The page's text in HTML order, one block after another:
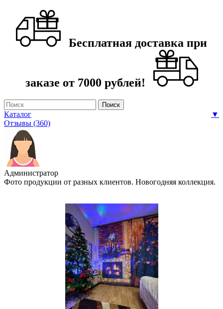
Бесплатная доставка при
заказе от 7000 рублей!
Каталог
▼
Отзывы (360)
Администратор
Фото продукции от разных клиентов. Новогодняя коллекция.